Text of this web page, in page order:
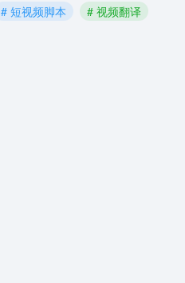
# 短视频脚本
# 视频翻译